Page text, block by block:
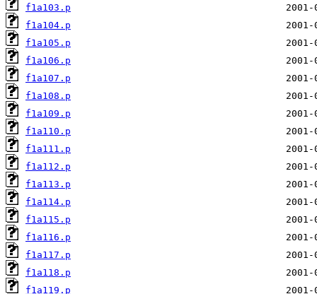
f1a103.p
f1a104.p
f1a105.p
f1a106.p
f1a107.p
f1a108.p
f1a109.p
f1a110.p
f1a111.p
f1a112.p
f1a113.p
f1a114.p
f1a115.p
f1a116.p
f1a117.p
f1a118.p
f1a119.p